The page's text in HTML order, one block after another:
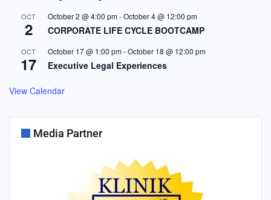
OCT
2
October 2 @ 4:00 pm-October 4 @ 12:00 pm
CORPORATE LIFE CYCLE BOOTCAMP
OCT
17
October 17 @ 1:00 pm-October 18 @ 12:00 pm
Executive Legal Experiences
View Calendar
Media Partner